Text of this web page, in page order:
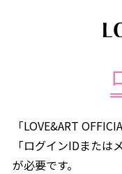
「LOVE&ART
「ログインIDまたは
が必要です。